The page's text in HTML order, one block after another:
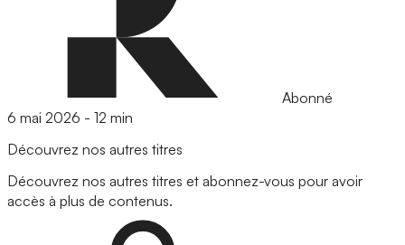
Abonné
6 mai 2026 - 12 min
Découvrez nos autres titres
Découvrez nos autres titres et abonnez-vous pour avoir
accès à plus de contenus.